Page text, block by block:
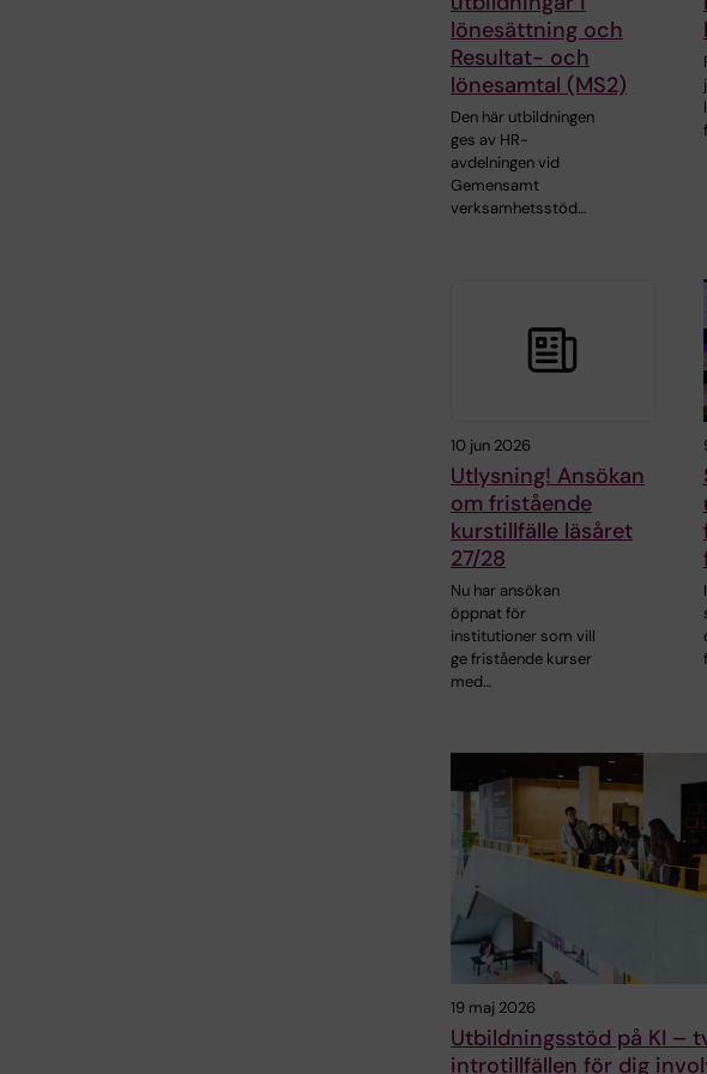
lönesättning och
Resultat- och
lönesamtal (MS2)
Den här utbildningen
ges av HR-
avdelningen vid
Gemensamt
verksamhetsstöd…
10 jun 2026
Utlysning! Ansökan
om fristående
kurstillfälle läsåret
27/28
Nu har ansökan
öppnat för
institutioner som vill
ge fristående kurser
med…
19 maj 2026
Utbildningsstöd på KI –
introtillfällen för dig